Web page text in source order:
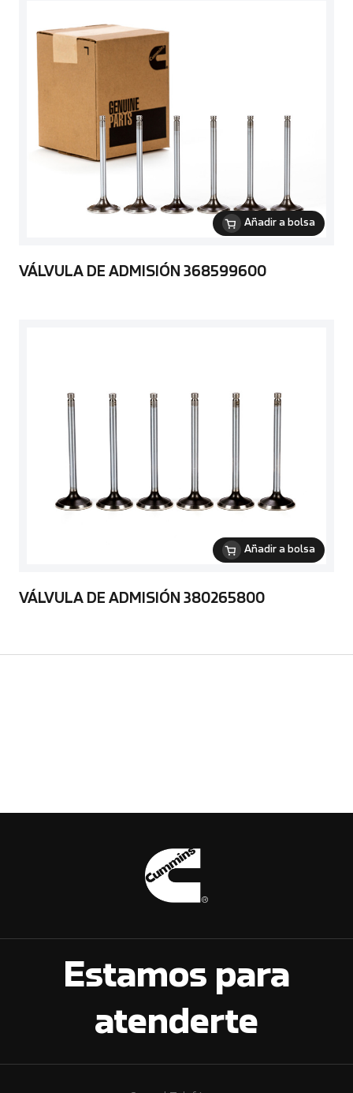
Añadir a bolsa
VÁLVULA DE ADMISIÓN 368599600
Añadir a bolsa
VÁLVULA DE ADMISIÓN 380265800
Estamos para
atenderte